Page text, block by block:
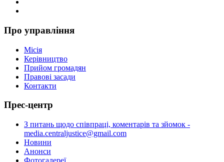
Про управління
Місія
Керівництво
Прийом громадян
Правові засади
Контакти
Прес-центр
З питань щодо співпраці, коментарів та зйомок -
media.centraljustice@gmail.com
Новини
Анонси
Фотогалереї